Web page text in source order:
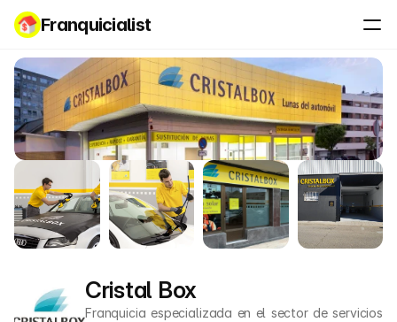
Franquicialist
Cristal Box
Franquicia especializada en el sector de servicios